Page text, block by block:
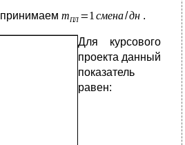
.
Для курсового
проекта данный
показатель
равен: